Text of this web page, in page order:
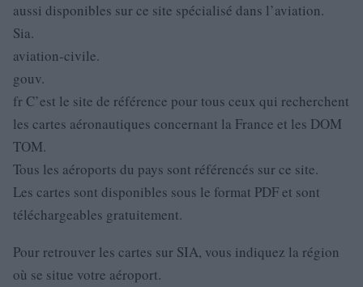
aussi disponibles sur ce site spécialisé dans l’aviation.
Sia.
aviation-civile.
gouv.
fr C’est le site de référence pour tous ceux qui recherchent
les cartes aéronautiques concernant la France et les DOM
TOM.
Tous les aéroports du pays sont référencés sur ce site.
Les cartes sont disponibles sous le format PDF et sont
téléchargeables gratuitement.
Pour retrouver les cartes sur SIA, vous indiquez la région
où se situe votre aéroport.